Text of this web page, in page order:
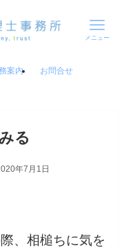
メニュー
案内 お問合せ
る
年7月1日
、相槌ちに気を